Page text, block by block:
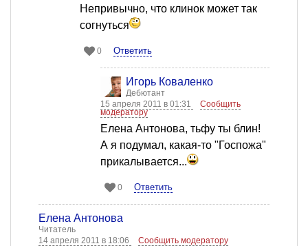
Непривычно, что клинок может так
согнуться
0 Ответить
Игорь Коваленко
Дебютант
15 апреля 2011 в 01:31
Сообщить
модератору
Елена Антонова, тьфу ты блин!
А я подумал, какая-то "Госпожа"
прикалывается...
0 Ответить
Елена Антонова
Читатель
14 апреля 2011 в 18:06
Сообщить модератору